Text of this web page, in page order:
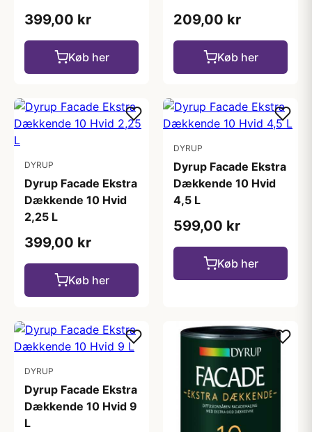
399,00 kr
Køb her
209,00 kr
Køb her
DYRUP
Dyrup Facade Ekstra
Dækkende 10 Hvid
2,25 L
399,00 kr
Køb her
DYRUP
Dyrup Facade Ekstra
Dækkende 10 Hvid
4,5 L
599,00 kr
Køb her
DYRUP
Dyrup Facade Ekstra
Dækkende 10 Hvid 9
L